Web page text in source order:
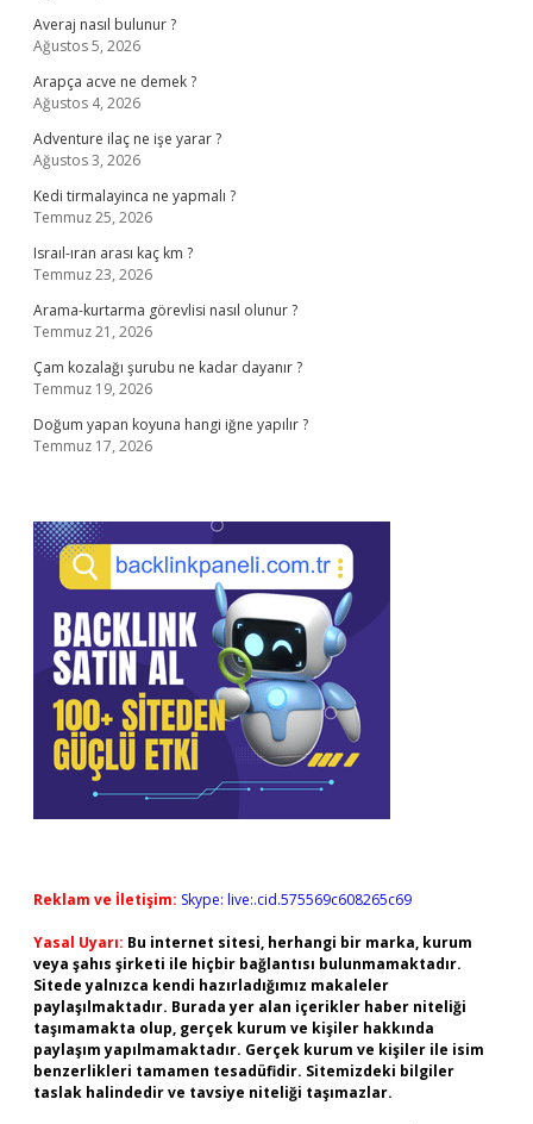
Averaj nasıl bulunur ?
Ağustos 5, 2026
Arapça acve ne demek ?
Ağustos 4, 2026
Adventure ilaç ne işe yarar ?
Ağustos 3, 2026
Kedi tirmalayinca ne yapmalı ?
Temmuz 25, 2026
Israıl-ıran arası kaç km ?
Temmuz 23, 2026
Arama-kurtarma görevlisi nasıl olunur ?
Temmuz 21, 2026
Çam kozalağı şurubu ne kadar dayanır ?
Temmuz 19, 2026
Doğum yapan koyuna hangi iğne yapılır ?
Temmuz 17, 2026
Reklam ve İletişim: Skype: live:.cid.575569c608265c69
Yasal Uyarı: Bu internet sitesi, herhangi bir marka, kurum
veya şahıs şirketi ile hiçbir bağlantısı bulunmamaktadır.
Sitede yalnızca kendi hazırladığımız makaleler
paylaşılmaktadır. Burada yer alan içerikler haber niteliği
taşımamakta olup, gerçek kurum ve kişiler hakkında
paylaşım yapılmamaktadır. Gerçek kurum ve kişiler ile isim
benzerlikleri tamamen tesadüfidir. Sitemizdeki bilgiler
taslak halindedir ve tavsiye niteliği taşımazlar.